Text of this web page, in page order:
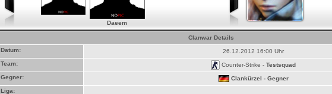
Daeem
Clanwar Details
Datum:
26.12.2012 16:00 Uhr
Team:
Counter-Strike - Testsquad
Gegner:
Clankürzel - Gegner
Liga: